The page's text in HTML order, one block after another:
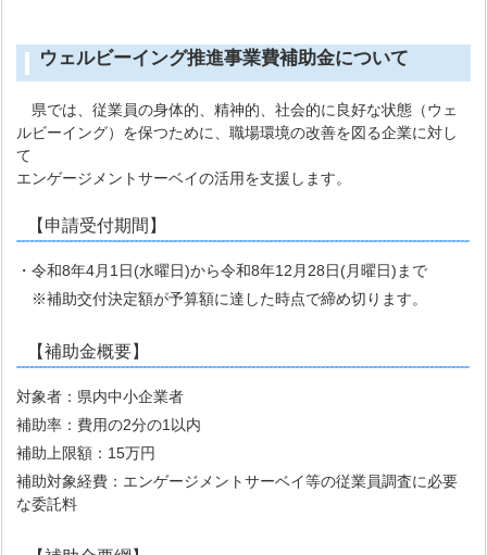
ウェルビーイング推進事業費補助金について
県では、従業員の身体的、精神的、社会的に良好な状態（ウェ
ルビーイング）を保つために、職場環境の改善を図る企業に対し
て
エンゲージメントサーベイの活用を支援します。
【申請受付期間】
・令和8年4月1日(水曜日)から令和8年12月28日(月曜日)まで
※補助交付決定額が予算額に達した時点で締め切ります。
【補助金概要】
対象者：県内中小企業者
補助率：費用の2分の1以内
補助上限額：15万円
補助対象経費：エンゲージメントサーベイ等の従業員調査に必要
な委託料